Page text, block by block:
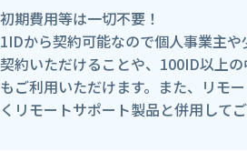
初期費用等は一切不要！
1IDから契約可能なので個人事業主
契約いただけることや、100ID以上
もご利用いただけます。また、リモ
くリモートサポート製品と併用して